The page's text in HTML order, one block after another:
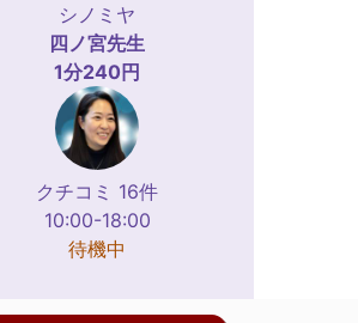
シノミヤ
四ノ宮先生
1分240円
クチコミ 16件
10:00-18:00
待機中